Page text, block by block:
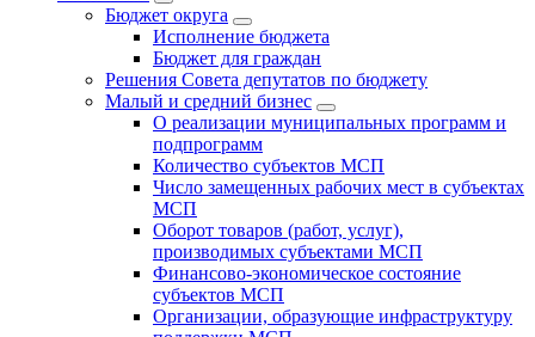
Бюджет округa
Исполнение бюджета
Бюджет для граждан
Решения Совета депутатов по бюджету
Малый и средний бизнес
О реализации муниципальных программ и
подпрограмм
Количество субъектов МСП
Число замещенных рабочих мест в субъектах
МСП
Оборот товаров (работ, услуг),
производимых субъектами МСП
Финансово-экономическое состояние
субъектов МСП
Организации, образующие инфраструктуру